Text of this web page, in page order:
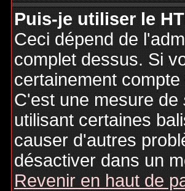
Puis-je utiliser le
Ceci dépend de
complet dessus. Si
certainement
C'est une mesure de
utilisant certaines
causer d'autres
désactiver dans un
Revenir en haut de